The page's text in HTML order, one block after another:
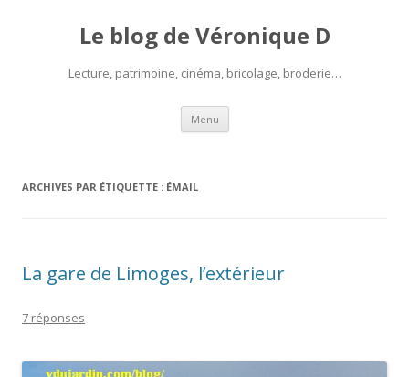
Le blog de Véronique D
Lecture, patrimoine, cinéma, bricolage, broderie…
Menu Aller
contenu
ARCHIVES PAR ÉTIQUETTE : ÉMAIL
La gare de Limoges, l’extérieur
7 réponses